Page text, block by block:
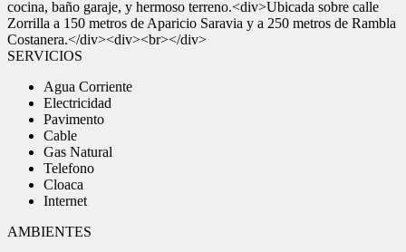
cocina, baño garaje, y hermoso terreno.<div>Ubicada sobre calle
Zorrilla a 150 metros de Aparicio Saravia y a 250 metros de Rambla
Costanera.</div><div><br></div>
SERVICIOS
Agua Corriente
Electricidad
Pavimento
Cable
Gas Natural
Telefono
Cloaca
Internet
AMBIENTES